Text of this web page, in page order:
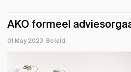
AKO formeel
01 May 2023 Beleid